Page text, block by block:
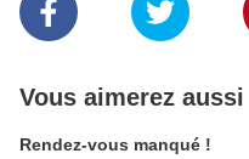
Vous aimerez aussi
Rendez-vous manqué !